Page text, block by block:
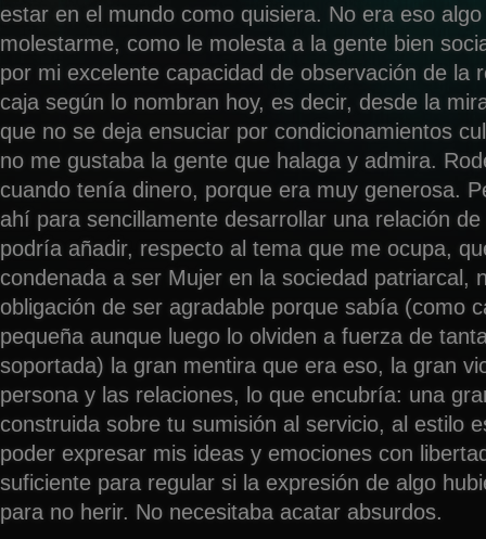
estar en el mundo como quisiera. No era eso
molestarme, como le molesta a la gente bien
por mi excelente capacidad de observación de la
caja según lo nombran hoy, es decir, desde la
que no se deja ensuciar por condicionamientos
no me gustaba la gente que halaga y admira.
cuando tenía dinero, porque era muy generosa.
ahí para sencillamente desarrollar una relación
podría añadir, respecto al tema que me ocupa,
condenada a ser Mujer en la sociedad patriarcal,
obligación de ser agradable porque sabía (como
pequeña aunque luego lo olviden a fuerza de
soportada) la gran mentira que era eso, la gran
persona y las relaciones, lo que encubría: una
construida sobre tu sumisión al servicio, al estilo
poder expresar mis ideas y emociones con
suficiente para regular si la expresión de algo
para no herir. No necesitaba acatar absurdos.